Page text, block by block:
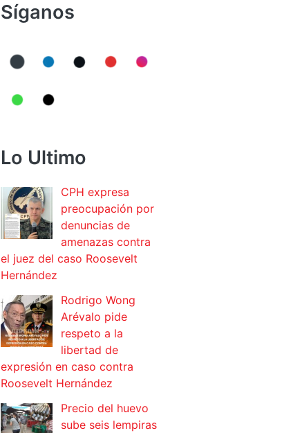
Síganos
Lo Ultimo
CPH expresa
preocupación por
denuncias de
amenazas contra
el juez del caso Roosevelt
Hernández
Rodrigo Wong
Arévalo pide
respeto a la
libertad de
expresión en caso contra
Roosevelt Hernández
Precio del huevo
sube seis lempiras